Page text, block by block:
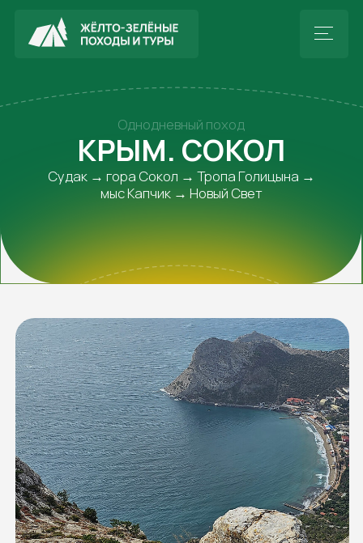
КРЫМ. СОКОЛ
Судак → гора Сокол → Тропа Голицына →
мыс Капчик → Новый Свет
Протяжённость
12 км
Длительность
1 день